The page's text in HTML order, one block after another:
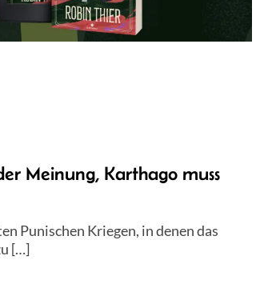
Meinung, Karthago muss
Punischen Kriegen, in denen das
[…]